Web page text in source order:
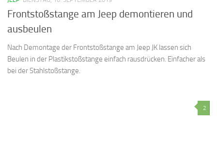
Frontstoßstange am Jeep demontieren und
ausbeulen
Nach Demontage der Frontstoßstange am Jeep JK lassen sich
Beulen in der Plastikstoßstange einfach rausdrücken. Einfacher als
bei der Stahlstoßstange.
2